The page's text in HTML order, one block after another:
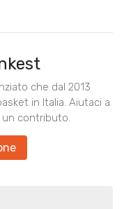
che dal 2013
in Italia. Aiutaci a
contributo.